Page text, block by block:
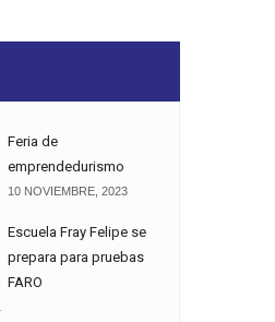
Feria de
emprendedurismo
10 NOVIEMBRE, 2023
Escuela Fray Felipe se
prepara para pruebas
FARO